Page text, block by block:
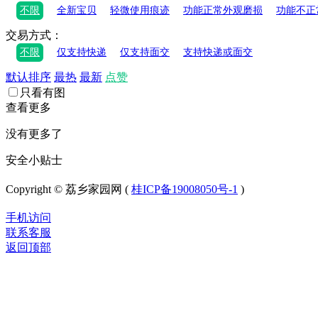
不限 全新宝贝 轻微使用痕迹 功能正常外观磨损 功能不正
交易方式：
不限 仅支持快递 仅支持面交 支持快递或面交
默认排序 最热 最新 点赞
只看有图
查看更多
没有更多了
安全小贴士
Copyright © 荔乡家园网 ( 桂ICP备19008050号-1 )
手机访问
联系客服
返回顶部